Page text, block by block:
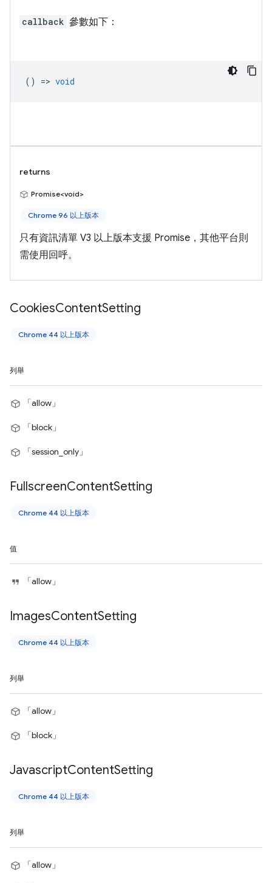
callback 參數如下：
() => void
returns
Promise<void>
Chrome 96 以上版本
只有資訊清單 V3 以上版本支援 Promise，其他平台則
需使用回呼。
CookiesContentSetting
Chrome 44 以上版本
列舉
「allow」
「block」
「session_only」
FullscreenContentSetting
Chrome 44 以上版本
值
「allow」
ImagesContentSetting
Chrome 44 以上版本
列舉
「allow」
「block」
JavascriptContentSetting
Chrome 44 以上版本
列舉
「allow」